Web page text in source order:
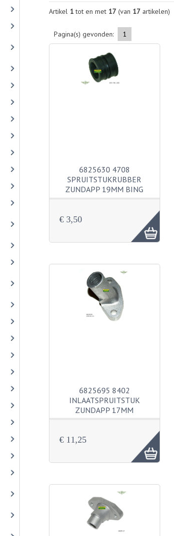
Artikel 1tot en met 17(van 17artikelen)
Pagina(s) gevonden: 1
6825630 4708
SPRUITSTUKRUBBER
ZUNDAPP 19MM BING
€ 3,50
6825695 8402
INLAATSPRUITSTUK
ZUNDAPP 17MM
€ 11,25